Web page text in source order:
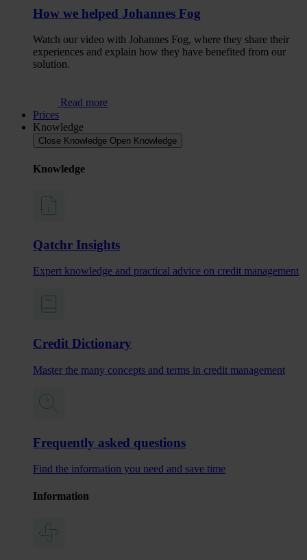
How we helped Johannes Fog
Watch our video with Johannes Fog, where they share their
experiences and explain how they have benefited from our
solution.
Read more
Prices
Knowledge
Close Knowledge Open Knowledge
Knowledge
Qatchr Insights
Expert knowledge and practical advice on credit management
Credit Dictionary
Master the many concepts and terms in credit management
Frequently asked questions
Find the information you need and save time
Information